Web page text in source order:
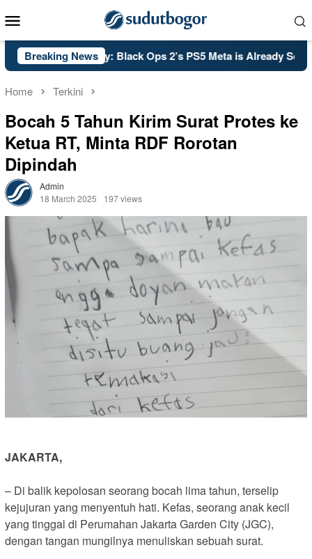
to
Menu
Breaking News
PSA: Call of Duty: Black Ops 2’s PS5 Meta is Already Set in
Home Terkini
Bocah 5 Tahun Kirim Surat Protes ke
Ketua RT, Minta RDF Rorotan
Dipindah
Admin
18 March 2025
197 views
JAKARTA,
– Di balik kepolosan seorang bocah lima tahun, terselip
kejujuran yang menyentuh hati. Kefas, seorang anak kecil
yang tinggal di Perumahan Jakarta Garden City (JGC),
dengan tangan mungilnya menuliskan sebuah surat.